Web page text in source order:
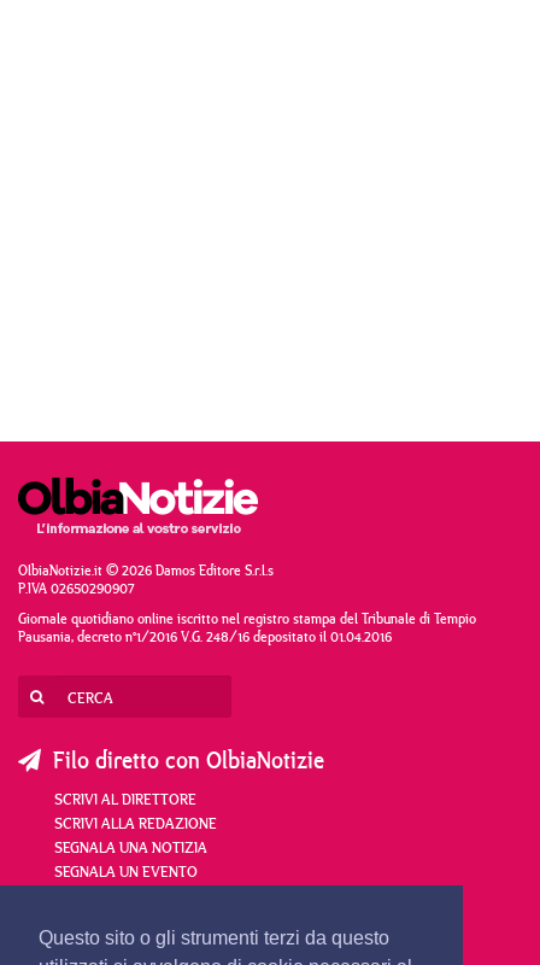
Questo sito o gli strumenti terzi da questo
OlbiaNotizie.it © 2026 Damos Editore S.r.l.s
P.IVA 02650290907
Giornale quotidiano online iscritto nel registro stampa del Tribunale di Tempio
Pausania, decreto n°1/2016 V.G. 248/16 depositato il 01.04.2016
Filo diretto con OlbiaNotizie
SCRIVI AL DIRETTORE
SCRIVI ALLA REDAZIONE
SEGNALA UNA NOTIZIA
SEGNALA UN EVENTO
redazione@olbianotizie.it